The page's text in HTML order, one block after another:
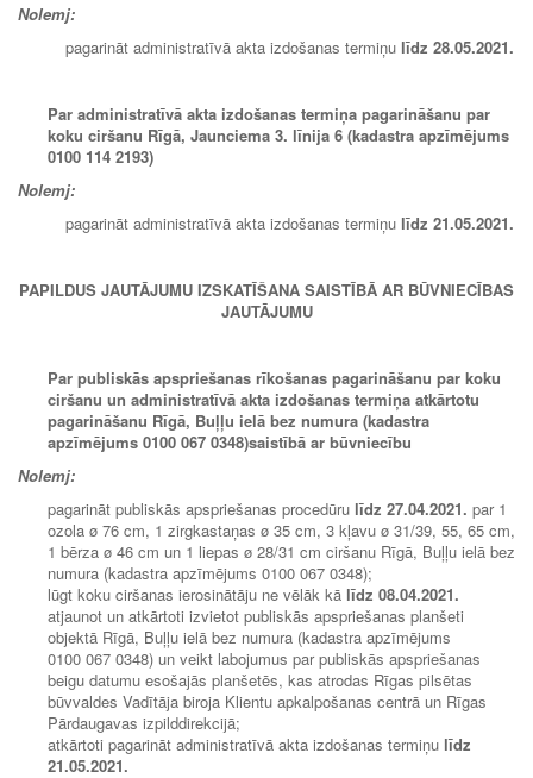
Nolemj:
pagarināt administratīvā akta izdošanas termiņu līdz 28.05.2021.
Par administratīvā akta izdošanas termiņa pagarināšanu par
koku ciršanu Rīgā, Jaunciema 3. līnija 6 (kadastra apzīmējums
0100 114 2193)
Nolemj:
pagarināt administratīvā akta izdošanas termiņu līdz 21.05.2021.
PAPILDUS JAUTĀJUMU IZSKATĪŠANA SAISTĪBĀ AR BŪVNIECĪBAS
JAUTĀJUMU
Par publiskās apspriešanas rīkošanas pagarināšanu par koku
ciršanu un administratīvā akta izdošanas termiņa atkārtotu
pagarināšanu Rīgā, Buļļu ielā bez numura (kadastra
apzīmējums 0100 067 0348)saistībā ar būvniecību
Nolemj:
pagarināt publiskās apspriešanas procedūru līdz 27.04.2021. par 1
ozola ø 76 cm, 1 zirgkastaņas ø 35 cm, 3 kļavu ø 31/39, 55, 65 cm,
1 bērza ø 46 cm un 1 liepas ø 28/31 cm ciršanu Rīgā, Buļļu ielā bez
numura (kadastra apzīmējums 0100 067 0348);
lūgt koku ciršanas ierosinātāju ne vēlāk kā līdz 08.04.2021.
atjaunot un atkārtoti izvietot publiskās apspriešanas planšeti
objektā Rīgā, Buļļu ielā bez numura (kadastra apzīmējums
0100 067 0348) un veikt labojumus par publiskās apspriešanas
beigu datumu esošajās planšetēs, kas atrodas Rīgas pilsētas
būvvaldes Vadītāja biroja Klientu apkalpošanas centrā un Rīgas
Pārdaugavas izpilddirekcijā;
atkārtoti pagarināt administratīvā akta izdošanas termiņu līdz
21.05.2021.